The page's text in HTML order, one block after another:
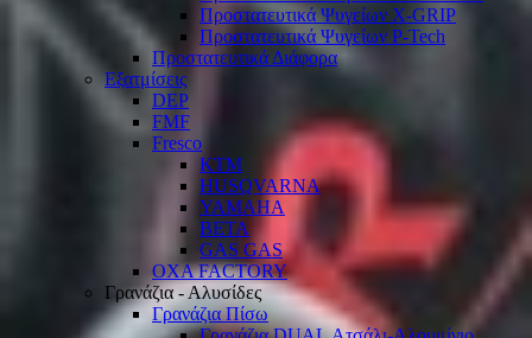
Προστατευτικά Ψυγείων X-GRIP
Προστατευτικά Ψυγείων P-Tech
Προστατευτικά Διάφορα
Εξατμίσεις
DEP
FMF
Fresco
KTM
HUSQVARNA
YAMAHA
BETA
GAS GAS
OXA FACTORY
Γρανάζια - Αλυσίδες
Γρανάζια Πίσω